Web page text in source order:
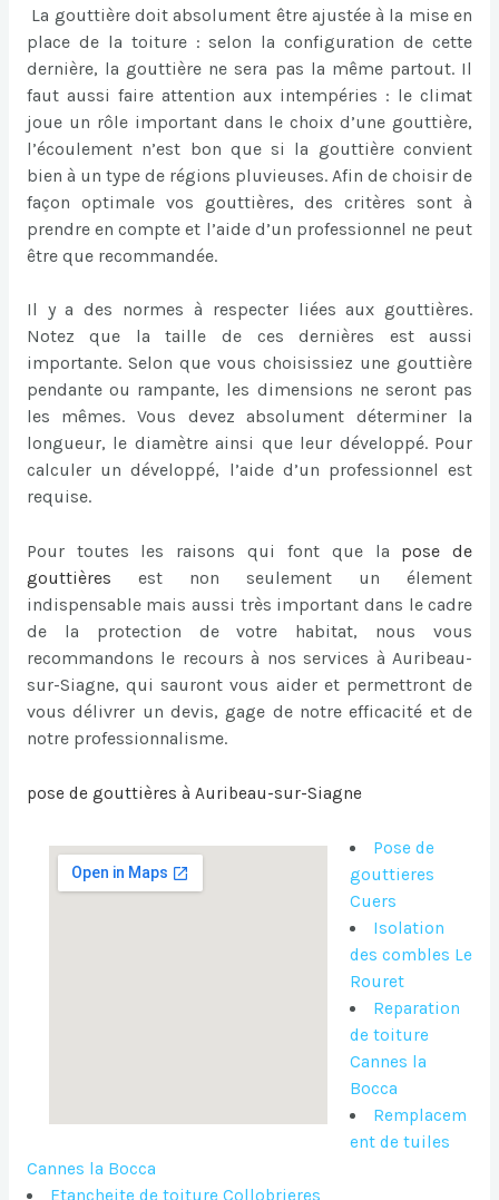
La gouttière doit absolument être ajustée à la mise en
place de la toiture : selon la configuration de cette
dernière, la gouttière ne sera pas la même partout. Il
faut aussi faire attention aux intempéries : le climat
joue un rôle important dans le choix d’une gouttière,
l’écoulement n’est bon que si la gouttière convient
bien à un type de régions pluvieuses. Afin de choisir de
façon optimale vos gouttières, des critères sont à
prendre en compte et l’aide d’un professionnel ne peut
être que recommandée.
Il y a des normes à respecter liées aux gouttières.
Notez que la taille de ces dernières est aussi
importante. Selon que vous choisissiez une gouttière
pendante ou rampante, les dimensions ne seront pas
les mêmes. Vous devez absolument déterminer la
longueur, le diamètre ainsi que leur développé. Pour
calculer un développé, l’aide d’un professionnel est
requise.
Pour toutes les raisons qui font que la pose de
gouttières
est non seulement un élement
indispensable mais aussi très important dans le cadre
de la protection de votre habitat, nous vous
recommandons le recours à nos services à Auribeau-
sur-Siagne, qui sauront vous aider et permettront de
vous délivrer un devis, gage de notre efficacité et de
notre professionnalisme.
pose de gouttières à Auribeau-sur-Siagne
Pose de
gouttieres
Cuers
Isolation
des combles Le
Rouret
Reparation
de toiture
Cannes la
Bocca
Remplacem
ent de tuiles
Cannes la Bocca
Etancheite de toiture Collobrieres